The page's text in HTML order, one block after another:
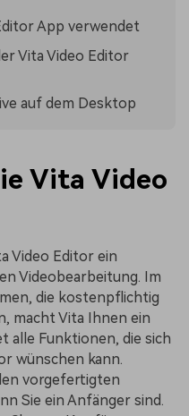
App verwendet
Vita Video Editor
auf dem Desktop
Vita Video
Video Editor ein
Videobearbeitung. Im
die kostenpflichtig
macht Vita Ihnen ein
alle Funktionen, die sich
wünschen kann.
vorgefertigten
Sie ein Anfänger sind.